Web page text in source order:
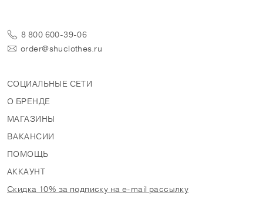
8 800 600-39-06
order@shuclothes.ru
СОЦИАЛЬНЫЕ СЕТИ
О БРЕНДЕ
МАГАЗИНЫ
ВАКАНСИИ
ПОМОЩЬ
АККАУНТ
Скидка 10% за подписку на e-mail рассылку